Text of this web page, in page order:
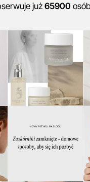
już 65900